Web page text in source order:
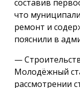
составив
что
ремонт и
пояснили в
—
Молодёжный
рассмотрении